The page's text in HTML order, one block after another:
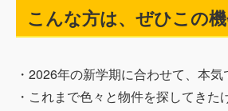
こんな方は、ぜひこの
・2026年の新学期に合わせて、本
・これまで色々と物件を探してき